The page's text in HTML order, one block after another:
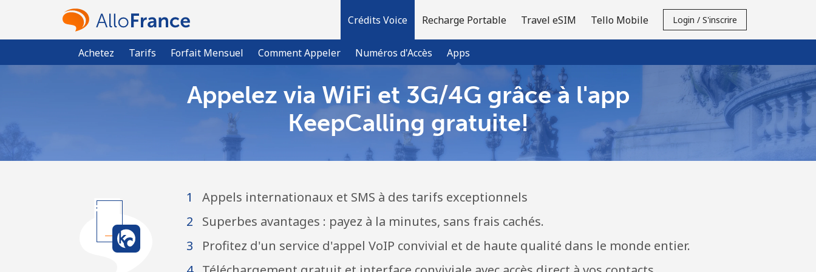
Crédits Voice
Achetez Tarifs Forfait Mensuel Comment Appeler Numéros d'Accès Apps
Recharge Portable Travel eSIM Tello Mobile Login / S'inscrire
Bienvenue!
Vous avez déjà un compte? Connectez-vous →
S'enregistrer avec
Appelez via WiFi et 3G/4G grâce à l'app
KeepCalling gratuite!
1
Appels internationaux et SMS à des tarifs exceptionnels
2
Superbes avantages : payez à la minutes, sans frais cachés.
3
Profitez d'un service d'appel VoIP convivial et de haute qualité dans le monde entier.